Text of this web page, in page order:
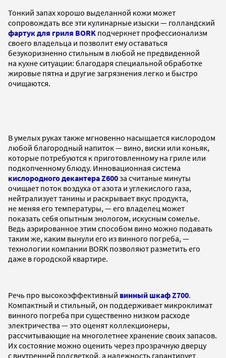
Тонкий запах хорошо выделанной кожи может
сопровождать все эти кулинарные изыски — голландский
фартук для гриля BORK подчеркнет профессионализм
своего владельца и позволит ему оставаться
безукоризненно стильным в любой не предвиденной
на кухне ситуации: благодаря специальной обработке
жировые пятна и другие загрязнения легко и быстро
очищаются.
В умелых руках также мгновенно насыщается кислородом
любой благородный напиток — вино, виски или коньяк,
которые потребуются к приготовленному на гриле или
подкопченному блюду. Инновационная система
кислородного декантера Z600за считаные минуты
очищает поток воздуха от азота и углекислого газа,
нейтрализует танины и раскрывает вкус продукта,
не меняя его температуры, — его владелец может
показать себя опытным энологом, искусным сомелье.
Ведь аэрированное этим способом вино можно подавать
таким же, каким вынули его из винного погреба, —
технологии компании BORK позволяют разметить его
даже в городской квартире.
Речь про высокоэффективный винный шкаф Z700.
Компактный и стильный, он поддерживает микроклимат
винного погреба при существенно низком расходе
электричества — это оценят коллекционеры,
рассчитывающие на многолетнее хранение своих запасов.
Их состояние можно оценить через прозрачную дверцу
с внутренней подсветкой, а надежность гарантирует